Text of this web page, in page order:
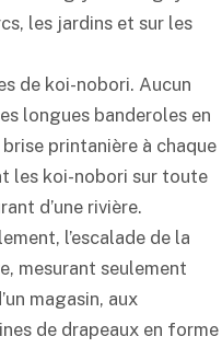
les jardins et sur les
de koi-nobori. Aucun
longues banderoles en
printanière à chaque
les koi-nobori sur toute
d’une rivière.
l’escalade de la
mesurant seulement
magasin, aux
de drapeaux en forme